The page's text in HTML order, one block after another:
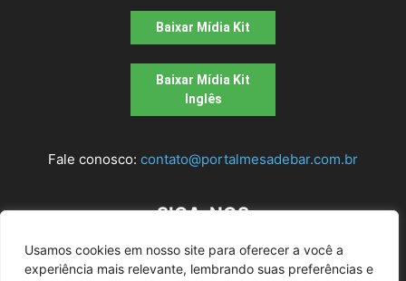
Usamos cookies em nosso site para oferecer a você a
experiência mais relevante, lembrando suas preferências e
Baixar Mídia Kit
Baixar Mídia Kit
Inglês
Fale conosco: contato@portalmesadebar.com.br
SIGA-NOS